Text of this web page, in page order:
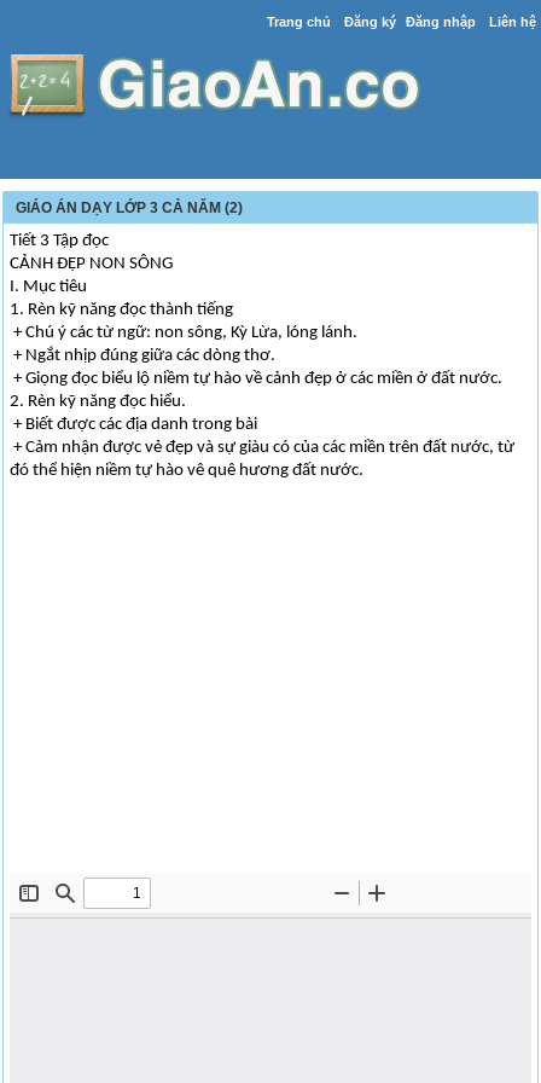
Trang chủ Đăng ký Đăng nhập Liên hệ
GIÁO ÁN DẠY LỚP 3 CẢ NĂM (2)
Tiết 3 Tập đọc
CẢNH ĐẸP NON SÔNG
I. Mục tiêu
1. Rèn kỹ năng đọc thành tiếng
+ Chú ý các từ ngữ: non sông, Kỳ Lừa, lóng lánh.
+ Ngắt nhịp đúng giữa các dòng thơ.
+ Giọng đọc biểu lộ niềm tự hào về cảnh đẹp ở các miền ở đất nước.
2. Rèn kỹ năng đọc hiểu.
+ Biết được các địa danh trong bài
+ Cảm nhận được vẻ đẹp và sự giàu có của các miền trên đất nước, từ
đó thể hiện niềm tự hào vê quê hương đất nước.